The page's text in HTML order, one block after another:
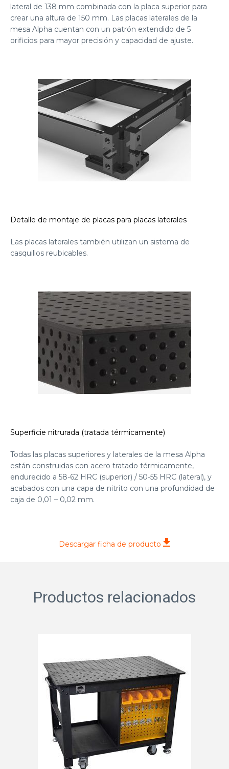
lateral de 138 mm combinada con la placa superior para
crear una altura de 150 mm. Las placas laterales de la
mesa Alpha cuentan con un patrón extendido de 5
orificios para mayor precisión y capacidad de ajuste.
Detalle de montaje de placas para placas laterales
Las placas laterales también utilizan un sistema de
casquillos reubicables.
Superficie nitrurada (tratada térmicamente)
Todas las placas superiores y laterales de la mesa Alpha
están construidas con acero tratado térmicamente,
endurecido a 58-62 HRC (superior) / 50-55 HRC (lateral), y
acabados con una capa de nitrito con una profundidad de
caja de 0,01 – 0,02 mm.
Descargar ficha de producto
Productos relacionados